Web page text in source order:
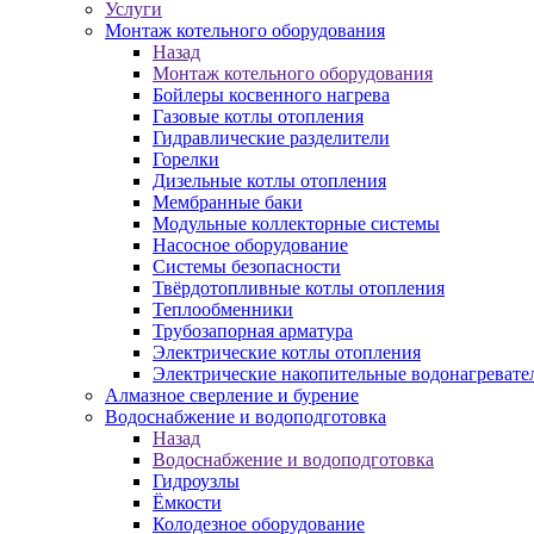
Услуги
Монтаж котельного оборудования
Назад
Монтаж котельного оборудования
Бойлеры косвенного нагрева
Газовые котлы отопления
Гидравлические разделители
Горелки
Дизельные котлы отопления
Мембранные баки
Модульные коллекторные системы
Насосное оборудование
Системы безопасности
Твёрдотопливные котлы отопления
Теплообменники
Трубозапорная арматура
Электрические котлы отопления
Электрические накопительные
Алмазное сверление и бурение
Водоснабжение и водоподготовка
Назад
Водоснабжение и водоподготовка
Гидроузлы
Ёмкости
Колодезное оборудование